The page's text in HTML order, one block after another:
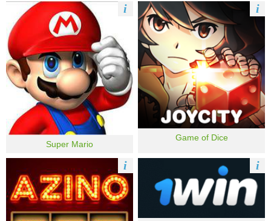
Super Mario
i
Game of Dice
i
i i